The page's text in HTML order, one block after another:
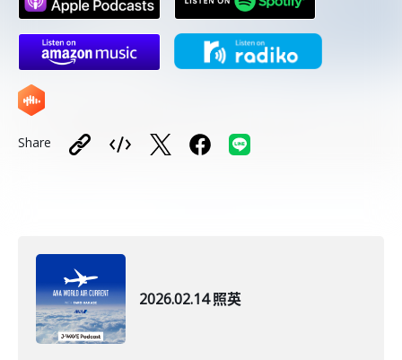
Share
2026.02.14 照英